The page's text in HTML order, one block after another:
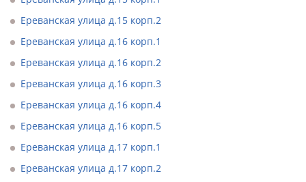
Ереванская улица д.15 корп.2
Ереванская улица д.16 корп.1
Ереванская улица д.16 корп.2
Ереванская улица д.16 корп.3
Ереванская улица д.16 корп.4
Ереванская улица д.16 корп.5
Ереванская улица д.17 корп.1
Ереванская улица д.17 корп.2